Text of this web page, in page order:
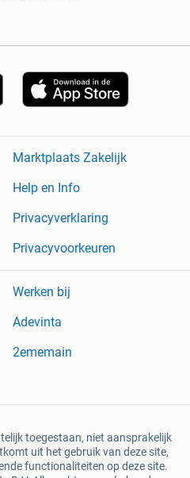
Marktplaats Zakelijk
Help en Info
Privacyverklaring
Privacyvoorkeuren
Werken bij
Adevinta
2ememain
toegestaan, niet aansprakelijk
uit het gebruik van deze site,
functionaliteiten op deze site.